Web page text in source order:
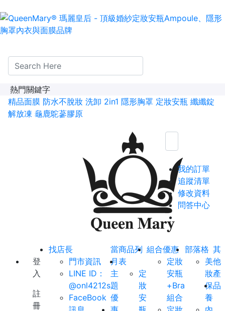
熱門關鍵字
精品面膜 防水不脫妝 洗卸 2in1 隱形胸罩 定妝安瓶 纖纖錠
解放凍 龜鹿鴕蔘膠原
我的訂單
追蹤清單
修改資料
問答中心
登
入
註
冊
找店長
門市資訊
LINE ID：
@onl4212s
FaceBook
當
月
主
題
優
商品列
表
定
妝
安
組合優惠
定妝
安瓶
+Bra
組合
部落格
美
妝
保
養
其
他
產
品